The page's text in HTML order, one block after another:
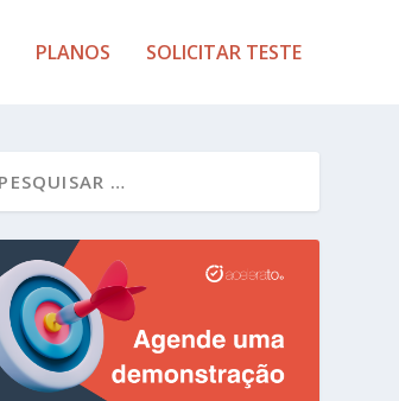
PLANOS SOLICITAR TESTE